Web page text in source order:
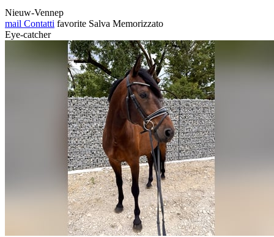
Nieuw-Vennep
mail Contatti favorite Salva Memorizzato
Eye-catcher